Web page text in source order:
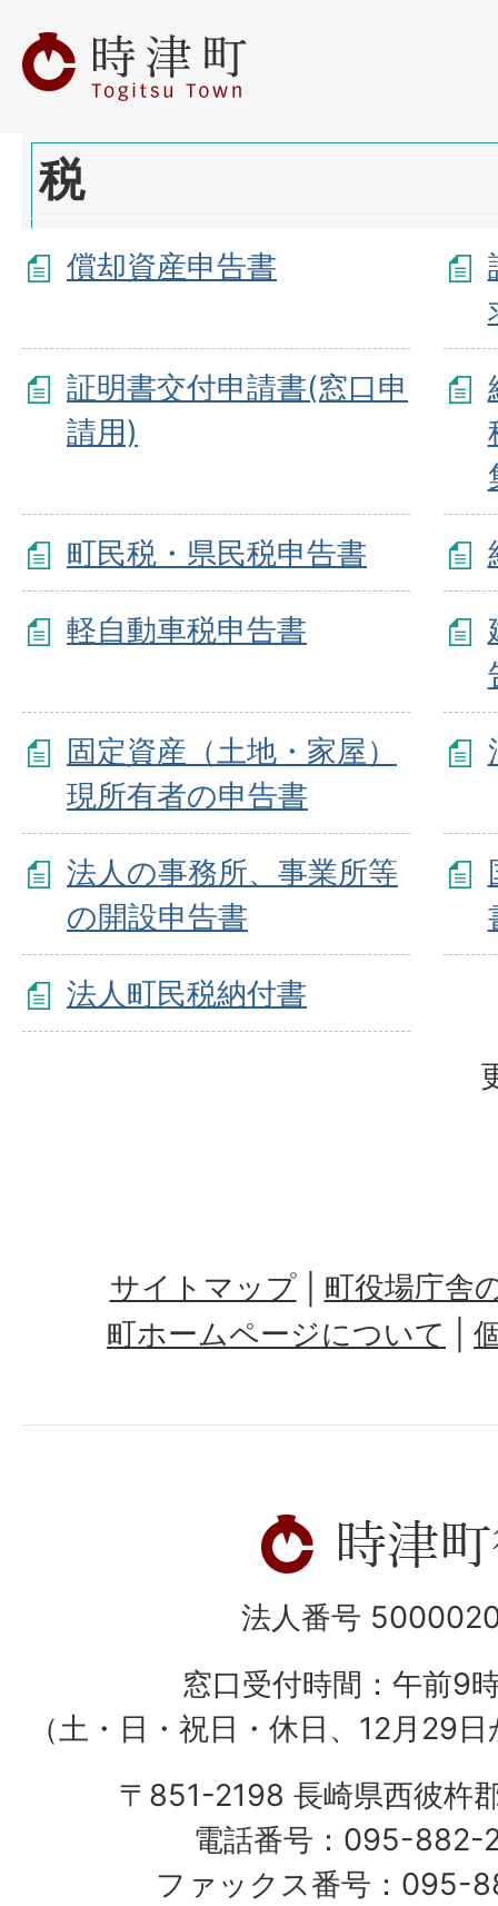
税
償却資産申告書
証明書交付申請書(窓口申
請用)
町民税・県民税申告書
軽自動車税申告書
固定資産（土地・家屋）
現所有者の申告書
法人の事務所、事業所等
の開設申告書
法人町民税納付書
サイトマップ
町役場庁舎
町ホームページについて
法人番号
窓口受付時間：午前9
（土・日・祝日・休日、12月29
〒851-2198 長崎県西彼杵
電話番号：095-
ファックス番号：095-